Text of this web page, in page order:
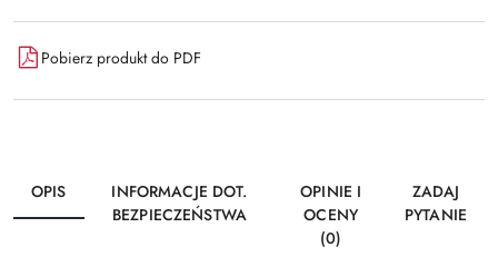
Pobierz produkt do PDF
OPIS
INFORMACJE DOT.
BEZPIECZEŃSTWA
OPINIE I
OCENY
(0)
ZADAJ
PYTANIE